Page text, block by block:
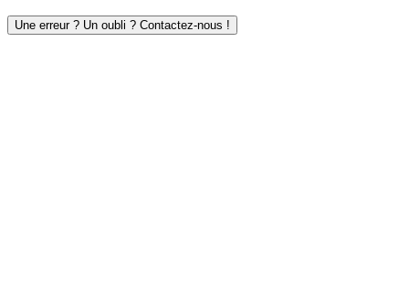
Une erreur ? Un oubli ? Contactez-nous !